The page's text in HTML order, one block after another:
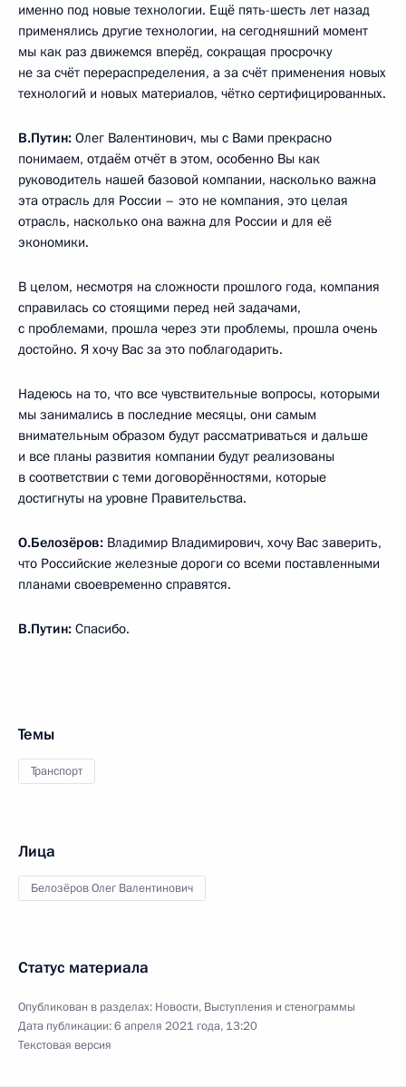
именно под новые технологии. Ещё пять-шесть лет назад
применялись другие технологии, на сегодняшний момент
мы как раз движемся вперёд, сокращая просрочку
не за счёт перераспределения, а за счёт применения новых
технологий и новых материалов, чётко сертифицированных.
В.Путин: Олег Валентинович, мы с Вами прекрасно
понимаем, отдаём отчёт в этом, особенно Вы как
руководитель нашей базовой компании, насколько важна
эта отрасль для России – это не компания, это целая
отрасль, насколько она важна для России и для её
экономики.
В целом, несмотря на сложности прошлого года, компания
справилась со стоящими перед ней задачами,
с проблемами, прошла через эти проблемы, прошла очень
достойно. Я хочу Вас за это поблагодарить.
Надеюсь на то, что все чувствительные вопросы, которыми
мы занимались в последние месяцы, они самым
внимательным образом будут рассматриваться и дальше
и все планы развития компании будут реализованы
в соответствии с теми договорённостями, которые
достигнуты на уровне Правительства.
О.Белозёров: Владимир Владимирович, хочу Вас заверить,
что Российские железные дороги со всеми поставленными
планами своевременно справятся.
В.Путин: Спасибо.
Темы
Транспорт
Лица
Белозёров Олег Валентинович
Статус материала
Опубликован в разделах: Новости, Выступления и стенограммы
Дата публикации:6 апреля 2021 года, 13:20
Текстовая версия